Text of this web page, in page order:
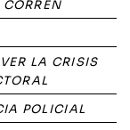
LA CRISIS
POLICIAL